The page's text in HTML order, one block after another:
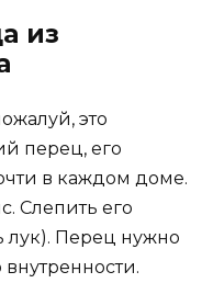
из
это
перец, его
в каждом доме.
Слепить его
лук). Перец нужно